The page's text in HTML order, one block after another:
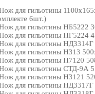
для гильотины
6шт.)
для гильотины НБ5222
для гильотины НГ5224
для гильотины
для гильотины Н313
для гильотины Н7120
для гильотины СТД-9А
для гильотины Н3121
для гильотины